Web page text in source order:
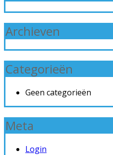
Archieven
Categorieën
Geen categorieën
Meta
Login